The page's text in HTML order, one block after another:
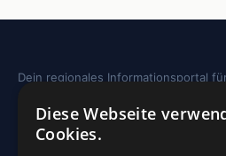
Dein regionales Informationsportal
Sehenswürdigkeiten, Ausflugstipps
deiner Region.
Diese Webseite
Cookies.